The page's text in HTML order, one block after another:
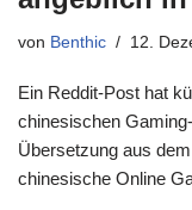
von Benthic 12.
Ein Reddit-Post hat
chinesischen
Übersetzung aus
chinesische Online